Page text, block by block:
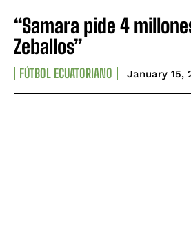
“Samara pide 4
Zeballos”
FÚTBOL ECUATORIANO January 15,